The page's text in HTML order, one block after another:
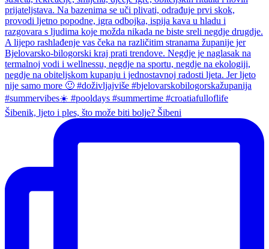
Šibenik, ljeto i ples, što može biti bolje? Šibeni